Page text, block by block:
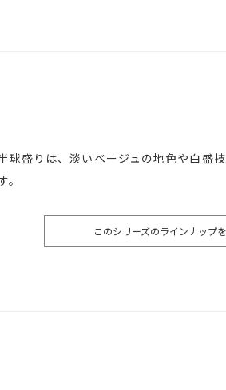
球盛りは、淡いベージュの地色や白盛
このシリーズのラインナップ